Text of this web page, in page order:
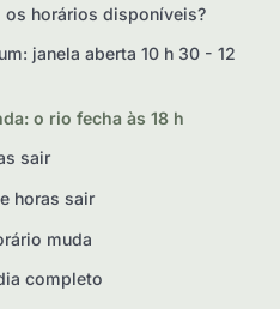
os horários disponíveis?
janela aberta 10 h 30 - 12
o rio fecha às 18 h
sair
horas sair
muda
completo